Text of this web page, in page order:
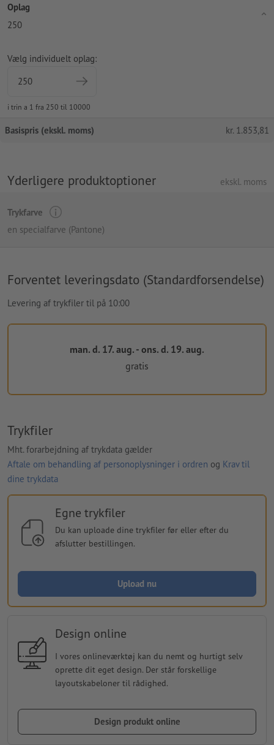
Oplag
250
Vælg individuelt oplag:
i trin a 1 fra 250 til 10000
Basispris (ekskl. moms) kr. 1.853,81
Yderligere produktoptioner ekskl. moms
Trykfarve
en specialfarve (Pantone)
Forventet leveringsdato (Standardforsendelse)
Levering af trykfiler til på 10:00
man. d. 17. aug. - ons. d. 19. aug.
gratis
Trykfiler
Mht. forarbejdning af trykdata gælder
Aftale om behandling af personoplysninger i ordren og Krav til
dine trykdata
Egne trykfiler
Du kan uploade dine trykfiler før eller efter du
afslutter bestillingen.
Upload nu
Design online
I vores onlineværktøj kan du nemt og hurtigt selv
oprette dit eget design. Der står forskellige
layoutskabeloner til rådighed.
Design produkt online